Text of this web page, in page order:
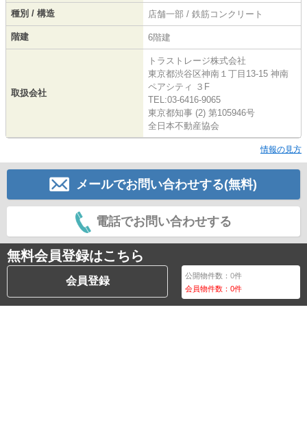
種別 / 構造 店舗一部 / 鉄筋コンクリート
階建 6階建
取扱会社
トラストレージ株式会社
東京都渋谷区神南１丁目13-15 神南
ペアシティ ３F
TEL:03-6416-9065
東京都知事 (2) 第105946号
全日本不動産協会
情報の見方
メールでお問い合わせする(無料)
電話でお問い合わせする
無料会員登録はこちら
会員登録 公開物件数：0件
会員物件数：0件